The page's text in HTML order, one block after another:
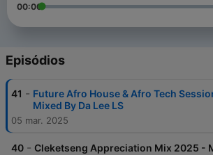
00:00
Episódios
41 - Future Afro House & Afro Tech
Mixed By Da Lee LS
05 mar. 2025
40 - Cleketseng Appreciation Mix 2025 -